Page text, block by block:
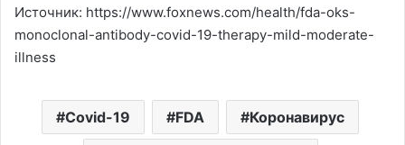
Источник: https://www.foxnews.com/health/fda-oks-
monoclonal-antibody-covid-19-therapy-mild-moderate-
illness
Covid-19 FDA Коронавирус